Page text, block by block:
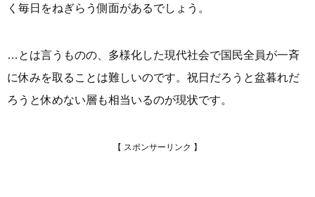
く毎日をねぎらう側面があるでしょう。
…とは言うものの、多様化した現代社会で国民全員が一斉
に休みを取ることは難しいのです。祝日だろうと盆暮れだ
ろうと休めない層も相当いるのが現状です。